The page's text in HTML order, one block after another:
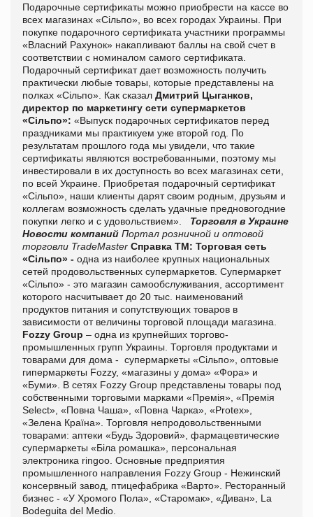
Подарочные сертификаты можно приобрести на кассе во
всех магазинах «Сільпо», во всех городах Украины. При
покупке подарочного сертификата участники программы
«Власний Рахунок» накапливают баллы на свой счет в
соответствии с номиналом самого сертификата.
Подарочный сертификат дает возможность получить
практически любые товары, которые представлены на
полках «Сільпо» Как сказал Дмитрий Цыганков,
директор по маркетингу сети супермаркетов
«Сільпо»: «Выпуск подарочных сертификатов перед
праздниками мы практикуем уже второй год. По
результатам прошлого года мы увидели , что такие
сертификаты являются востребованными, поэтому мы
инвестировали в их доступность во всех магазинах сети,
по всей Украине. Приобретая подарочный сертификат
«Сільпо», наши клиенты дарят своим родным, друзьям и
коллегам возможность сделать удачные предновогодние
покупки легко и с удовольствием».
Торговля в Украине
Новости компаний Портал розничной и оптовой
торговли TradeMaster Справка ТМ: Торговая сеть
«Сільпо» - одна из наиболее крупных национальных
сетей продовольственных супермаркетов. Супермаркет
«Сільпо» - это магазин самообслуживания, ассортимент
которого насчитывает до 20 тыс. наименований
продуктов питания и сопутствующих товаров в
зависимости от величины торговой площади магазина.
Fozzy Group – одна из крупнейших торгово-
промышленных групп Украины. Торговля продуктами и
товарами для дома - супермаркеты «Сільпо», оптовые
гипермаркеты Fozzy, «магазины у дома» «Фора» и
«Буми». В сетях Fozzy Group представлены товары под
собственными торговыми марками «Премія», «Премія
Select», «Повна Чаша», «Повна Чарка», «Protex»,
«Зелена Країна». Торговля непродовольственными
товарами: аптеки «Будь Здоровий», фармацевтические
супермаркеты «Біла ромашка», персональная
электроника ringoo. Основные предприятия
промышленного направления Fozzy Group - Нежинский
консервный завод, птицефабрика «Варто». Ресторанный
бизнес - «У Хромого Пола», «Старомак», «Диван», La
Bodeguita del Medio.